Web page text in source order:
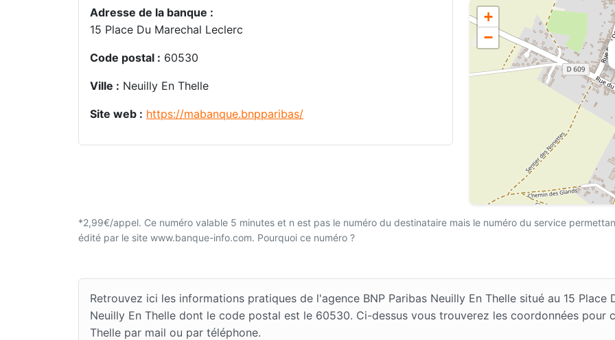
Adresse de la banque :
15 Place Du Marechal Leclerc
Code postal : 60530
Ville : Neuilly En Thelle
Site web : https://mabanque.bnpparibas/
+
−
*2,99€/appel. Ce numéro valable 5 minutes et n est pas le numéro du destinataire mais le numéro du service
édité par le site www.banque-info.com. Pourquoi ce numéro ?
Retrouvez ici les informations pratiques de l'agence BNP Paribas Neuilly En Thelle situé au 15 Place
Neuilly En Thelle dont le code postal est le 60530. Ci-dessus vous trouverez les coordonnées pour
Thelle par mail ou par téléphone.